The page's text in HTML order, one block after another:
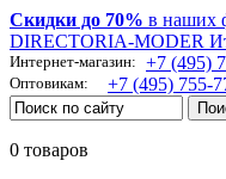
Скидки до 70% в наших
DIRECTORIA-MODER
Интернет-магазин: +7 (495)
Оптовикам: +7 (495) 755-
0 товаров